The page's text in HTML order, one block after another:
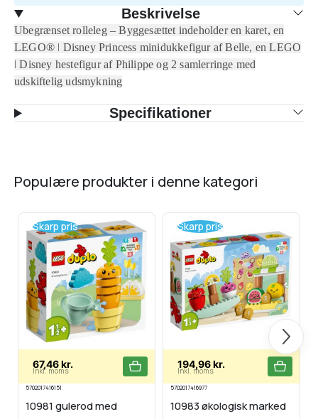
Beskrivelse
Ubegrænset rolleleg – Byggesættet indeholder en karet, en
LEGO® ǀ Disney Princess minidukkefigur af Belle, en LEGO
ǀ Disney hestefigur af Philippe og 2 samlerringe med
udskiftelig udsmykning
Specifikationer
populære produkter i denne kategori
Næste
Skarp pris
67,46 kr.
Inkl. moms
5702017416151
10981 gulerod med
Skarp pris
194,96 kr.
Inkl. moms
5702017416977
10983 økologisk marked